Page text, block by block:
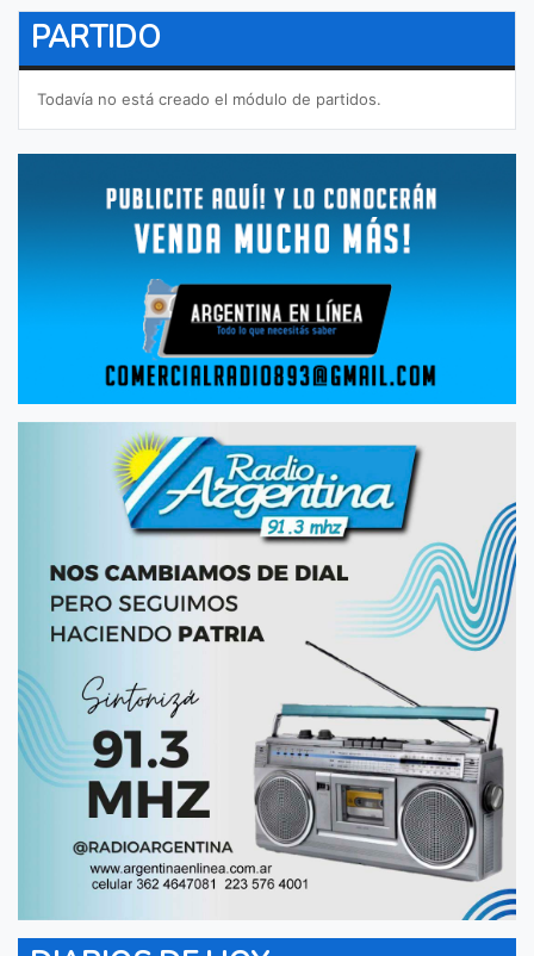
PARTIDO
Todavía no está creado el módulo de partidos.